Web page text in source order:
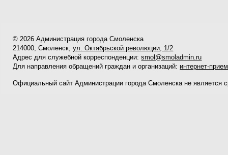
© 2026 Администрация города Смоленска
214000, Смоленск,ул. Октябрьской революции, 1/2
Адрес для служебной корреспонденции:smol@smoladmin.ru
Для направления обращений граждан и организаций: интернет-
Официальный сайт Администрации города Смоленска не является